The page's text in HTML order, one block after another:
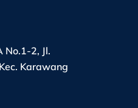
No.1-2, Jl.
Karawang